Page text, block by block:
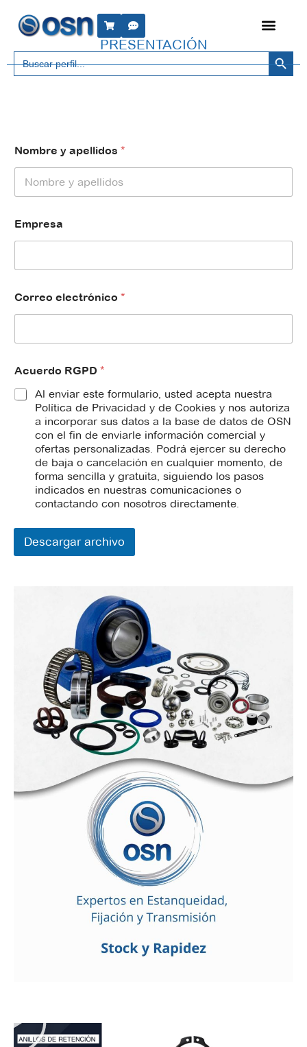
Buscar: Botón
PRESENTACIÓN
Nombre y apellidos *
m
p
a
y
N
m
r
Empresa
Correo electrónico *
Acuerdo RGPD *
Al enviar este formulario, usted acepta nuestra
Política de Privacidad y de Cookies y nos autoriza
a incorporar sus datos a la base de datos de OSN
con el fin de enviarle información comercial y
ofertas personalizadas. Podrá ejercer su derecho
de baja o cancelación en cualquier momento, de
forma sencilla y gratuita, siguiendo los pasos
indicados en nuestras comunicaciones o
contactando con nosotros directamente.
Descargar archivo